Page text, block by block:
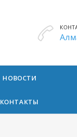

НОВОСТИ
КОНТАКТЫ